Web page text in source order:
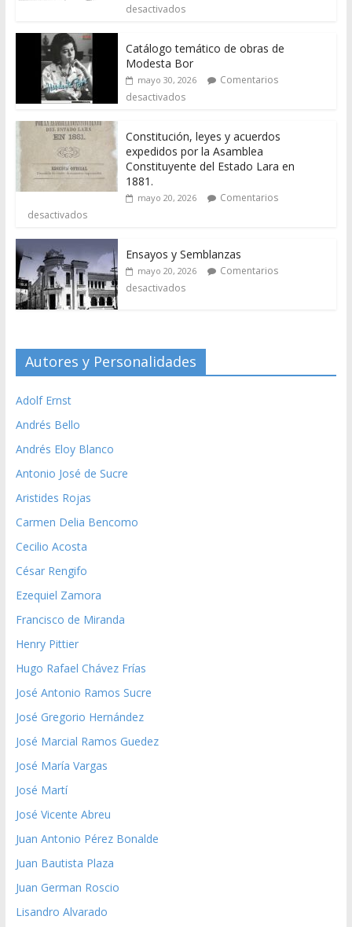
desactivados
Catálogo temático de obras de
Modesta Bor
mayo 30, 2026
Comentarios
desactivados
Constitución, leyes y acuerdos
expedidos por la Asamblea
Constituyente del Estado Lara en
1881.
mayo 20, 2026
Comentarios
desactivados
Ensayos y Semblanzas
mayo 20, 2026
Comentarios
desactivados
Autores y Personalidades
Adolf Ernst
Andrés Bello
Andrés Eloy Blanco
Antonio José de Sucre
Aristides Rojas
Carmen Delia Bencomo
Cecilio Acosta
César Rengifo
Ezequiel Zamora
Francisco de Miranda
Henry Pittier
Hugo Rafael Chávez Frías
José Antonio Ramos Sucre
José Gregorio Hernández
José Marcial Ramos Guedez
José María Vargas
José Martí
José Vicente Abreu
Juan Antonio Pérez Bonalde
Juan Bautista Plaza
Juan German Roscio
Lisandro Alvarado